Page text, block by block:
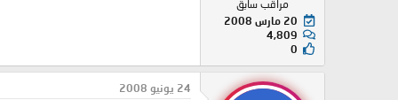
مراقب سابق
20 مارس 2008
4,809
0
24 يونيو 2008